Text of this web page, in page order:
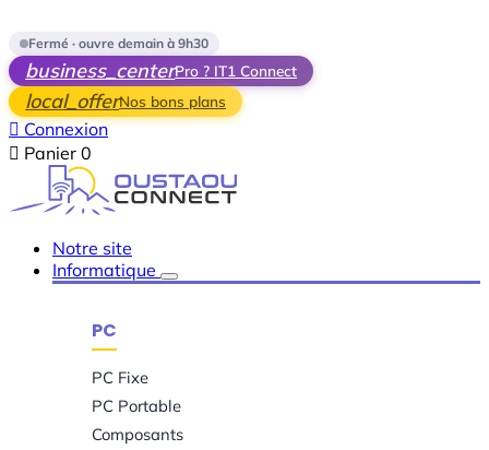
Fermé · ouvre demain à 9h30
business_centerPro ? IT1 Connect
local_offerNos bons plans
 Connexion
 Panier 0
Notre site
Informatique
PC
PC Fixe
PC Portable
Composants